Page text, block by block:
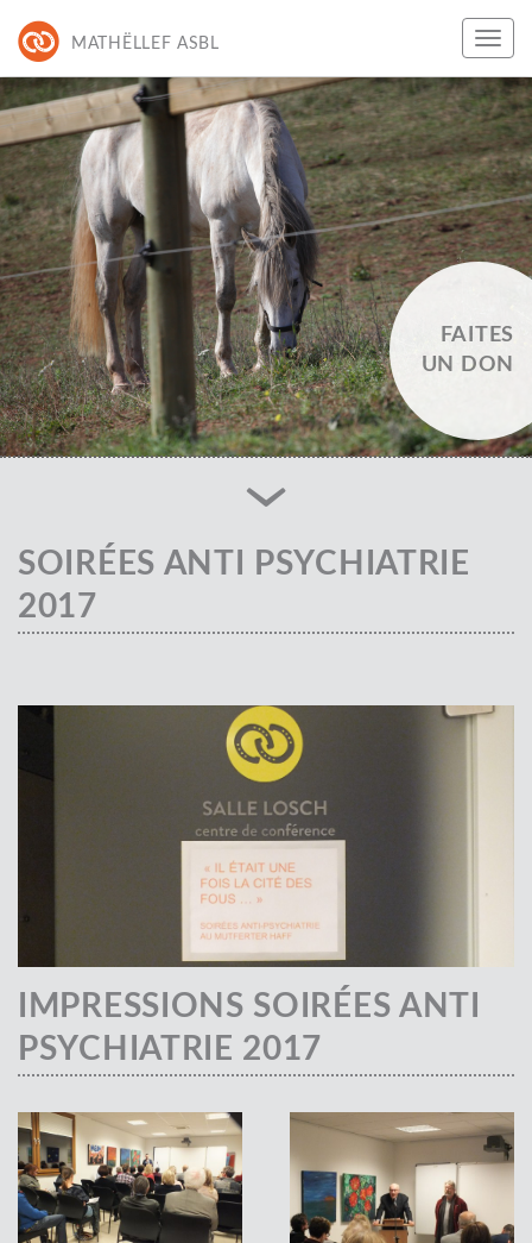
MATHËLLEF ASBL
FAITES
UN DON
SOIRÉES ANTI PSYCHIATRIE
2017
IMPRESSIONS SOIRÉES ANTI
PSYCHIATRIE 2017